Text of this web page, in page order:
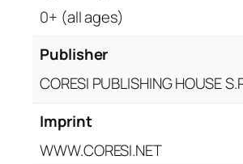
0+ (all ages)
Publisher
CORESI PUBLISHING HOUSE
Imprint
WWW.CORESI.NET